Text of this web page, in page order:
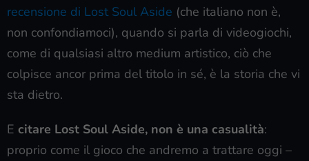
recensione di Lost Soul Aside (che italiano non è,
non confondiamoci), quando si parla di videogiochi,
come di qualsiasi altro medium artistico, ciò che
colpisce ancor prima del titolo in sé, è la storia che vi
sta dietro.
E citare Lost Soul Aside, non è una casualità:
proprio come il gioco che andremo a trattare oggi –